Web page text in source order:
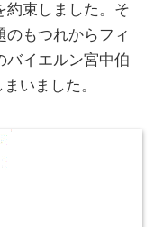
約束しました。そ
もつれからフィ
バイエルン宮中伯
いました。